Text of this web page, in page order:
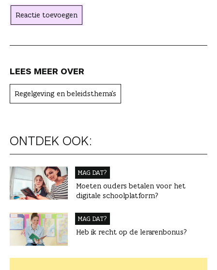
t
e
Reactie toevoegen
LEES MEER OVER
Regelgeving en beleidsthema's
ONTDEK OOK:
MAG DAT?
Moeten ouders betalen voor het
digitale schoolplatform?
MAG DAT?
Heb ik recht op de lerarenbonus?